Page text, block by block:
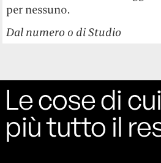
per nessuno.
Dal numero 0 di Studio
Le cose di
più tutto il